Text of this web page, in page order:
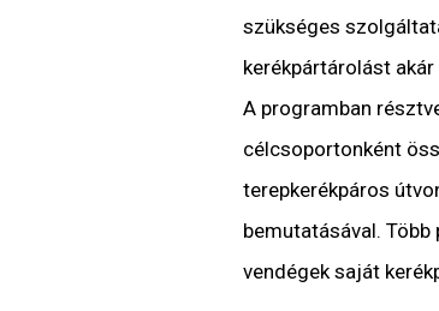
szükséges
kerékpártárolást
A programban
célcsoportonként
terepkerékpáros
bemutatásával.
vendégek saját